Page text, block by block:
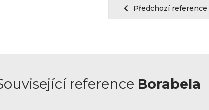
Předchozí reference
reference Borabela